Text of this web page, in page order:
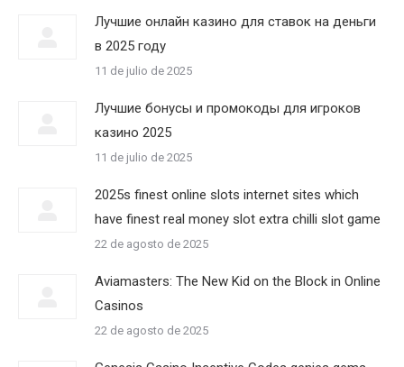
Лучшие онлайн казино для ставок на деньги
в 2025 году
11 de julio de 2025
Лучшие бонусы и промокоды для игроков
казино 2025
11 de julio de 2025
2025s finest online slots internet sites which
have finest real money slot extra chilli slot game
22 de agosto de 2025
Aviamasters: The New Kid on the Block in Online
Casinos
22 de agosto de 2025